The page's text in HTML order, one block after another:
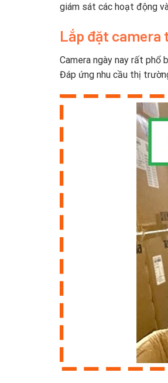
giám sát các hoạt động
Lắp đặt camera
Camera ngày nay rất phổ
Đáp ứng nhu cầu thị